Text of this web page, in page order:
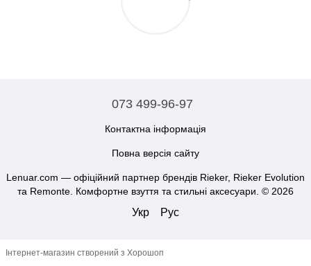
073 499-96-97
Контактна інформація
Повна версія сайту
Lenuar.com — офіційний партнер брендів Rieker, Rieker Evolution
та Remonte. Комфортне взуття та стильні аксесуари. © 2026
Укр Рус
Інтернет-магазин створений з Хорошоп